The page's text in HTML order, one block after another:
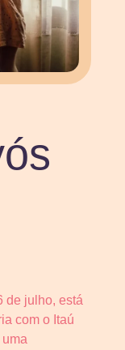
de julho, está
com o Itaú